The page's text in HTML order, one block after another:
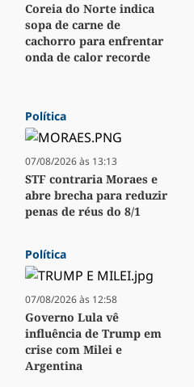
Coreia do Norte indica
sopa de carne de
cachorro para enfrentar
onda de calor recorde
Política
07/08/2026 às 13:13
STF contraria Moraes e
abre brecha para reduzir
penas de réus do 8/1
Política
07/08/2026 às 12:58
Governo Lula vê
influência de Trump em
crise com Milei e
Argentina